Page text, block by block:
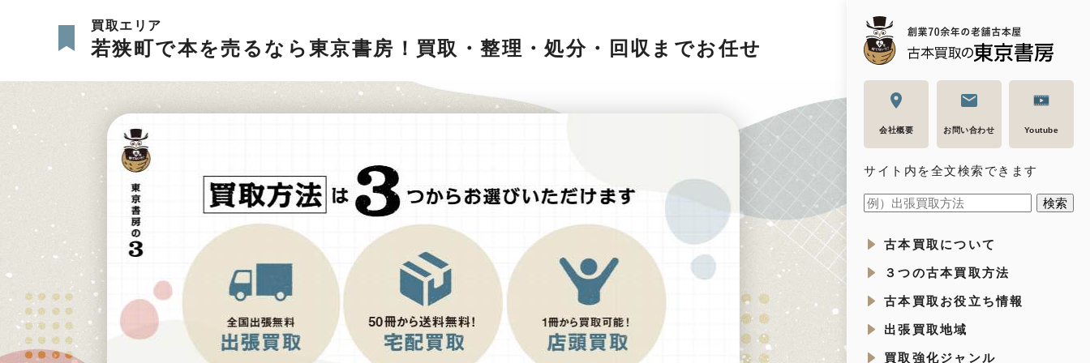
会社概要 お問い合わせ Youtube
サイト内を全文検索できます
古本買取について
３つの古本買取方法
古本買取お役立ち情報
出張買取地域
買取強化ジャンル
買取エリア
若狭町で本を売るなら東京書房！買取・整理・処分・回収までお任せ